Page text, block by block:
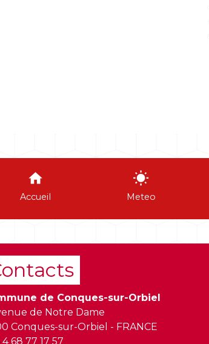
home
Accueil
wb_sunny
Meteo
de Conques-sur-Orbiel
de Notre Dame
Conques-sur-Orbiel - FRANCE
4 68 77 17 57